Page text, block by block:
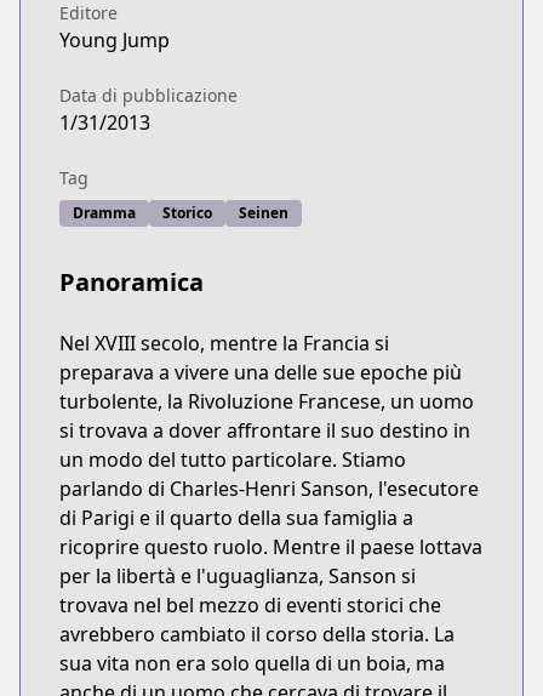
Editore
Young Jump
Data di pubblicazione
1/31/2013
Tag
Dramma Storico Seinen
Panoramica
Nel XVIII secolo, mentre la Francia si
preparava a vivere una delle sue epoche più
turbolente, la Rivoluzione Francese, un uomo
si trovava a dover affrontare il suo destino in
un modo del tutto particolare. Stiamo
parlando di Charles-Henri Sanson, l'esecutore
di Parigi e il quarto della sua famiglia a
ricoprire questo ruolo. Mentre il paese lottava
per la libertà e l'uguaglianza, Sanson si
trovava nel bel mezzo di eventi storici che
avrebbero cambiato il corso della storia. La
sua vita non era solo quella di un boia, ma